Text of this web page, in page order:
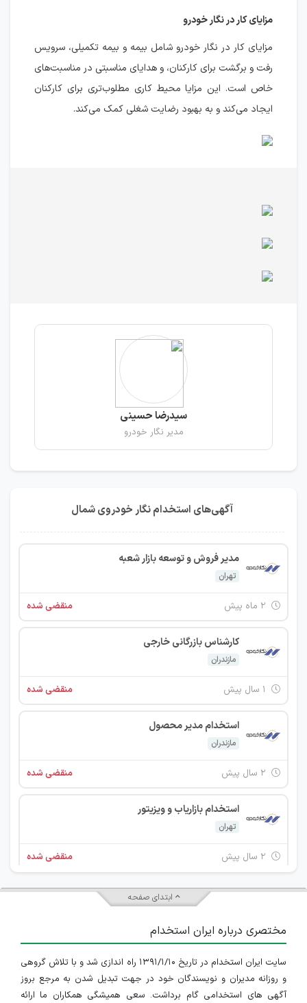
مزایای کار در نگار خودرو
مزایای کار در نگار خودرو شامل بیمه و بیمه تکمیلی، سرویس
رفت و برگشت برای کارکنان، و هدایای مناسبتی در مناسبت‌های
خاص است. این مزایا محیط کاری مطلوب‌تری برای کارکنان
ایجاد می‌کند و به بهبود رضایت شغلی کمک می‌کند.
سیدرضا حسینی
مدیر نگار خودرو
آگهی‌های استخدام نگار خودروی شمال
مدیر فروش و توسعه بازار شعبه
تهران
منقضی شده
کارشناس بازرگانی خارجی
مازندران
منقضی شده
استخدام مدیر محصول
مازندران
منقضی شده
استخدام بازاریاب و ویزیتور
تهران
منقضی شده
مدیر تحقیق و توسعه
۲ سال پیش منقضی شده
استخدام مدیر محصول
مازندران
ابتدای صفحه
مختصری درباره ایران استخدام
سایت ایران استخدام در تاریخ ۱۳۹۱/۱/۱۰ راه اندازی شد و با تلاش گروهی
و روزانه مدیران و نویسندگان خود در جهت تبدیل شدن به مرجع بروز
آگهی های استخدامی گام برداشت. سعی همیشگی همکاران ما ارائه